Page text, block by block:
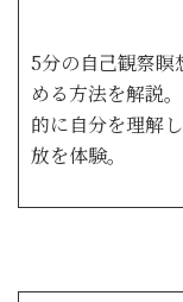
5分の自己観察瞑
める方法を解説
的に自分を理解
放を体験。